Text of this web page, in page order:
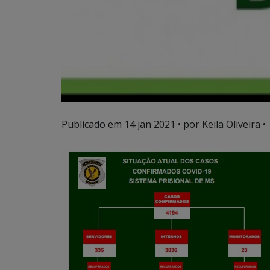
Publicado em 14 jan 2021 • por Keila Oliveira •